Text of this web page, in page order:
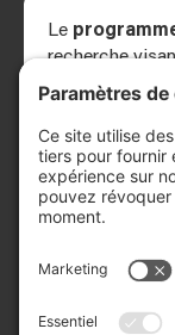
Le
recherche
innovantes
cliniques en
c’est-à-dire
magnétiques
moelle
nerveux.
L’équipe de
des expertises